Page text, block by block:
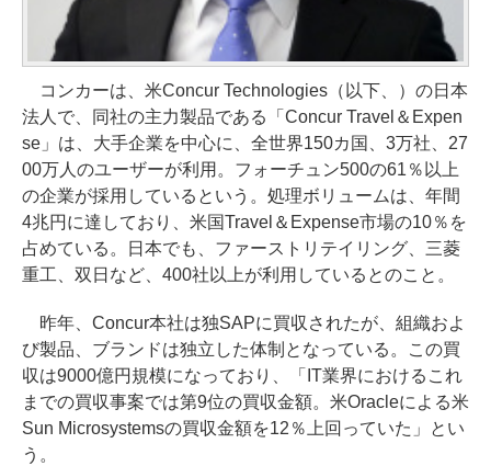
コンカーは、米Concur Technologies（以下、）の日本
法人で、同社の主力製品である「Concur Travel＆Expen
se」は、大手企業を中心に、全世界150カ国、3万社、27
00万人のユーザーが利用。フォーチュン500の61％以上
の企業が採用しているという。処理ボリュームは、年間
4兆円に達しており、米国Travel＆Expense市場の10％を
占めている。日本でも、ファーストリテイリング、三菱
重工、双日など、400社以上が利用しているとのこと。
昨年、Concur本社は独SAPに買収されたが、組織およ
び製品、ブランドは独立した体制となっている。この買
収は9000億円規模になっており、「IT業界におけるこれ
までの買収事案では第9位の買収金額。米Oracleによる米
Sun Microsystemsの買収金額を12％上回っていた」とい
う。